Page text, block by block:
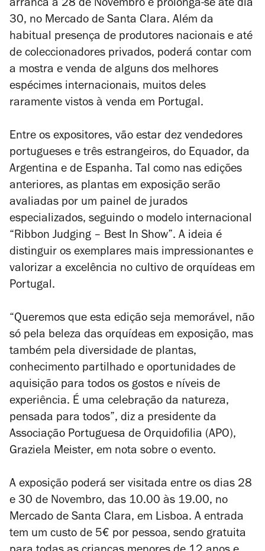
arranca a 28 de Novembro e prolonga-se até dia
30, no Mercado de Santa Clara. Além da
habitual presença de produtores nacionais e até
de coleccionadores privados, poderá contar com
a mostra e venda de alguns dos melhores
espécimes internacionais, muitos deles
raramente vistos à venda em Portugal.
Entre os expositores, vão estar dez vendedores
portugueses e três estrangeiros, do Equador, da
Argentina e de Espanha. Tal como nas edições
anteriores, as plantas em exposição serão
avaliadas por um painel de jurados
especializados, seguindo o modelo internacional
“Ribbon Judging – Best In Show”. A ideia é
distinguir os exemplares mais impressionantes e
valorizar a excelência no cultivo de orquídeas em
Portugal.
“Queremos que esta edição seja memorável, não
só pela beleza das orquídeas em exposição, mas
também pela diversidade de plantas,
conhecimento partilhado e oportunidades de
aquisição para todos os gostos e níveis de
experiência. É uma celebração da natureza,
pensada para todos”, diz a presidente da
Associação Portuguesa de Orquidofilia (APO),
Graziela Meister, em nota sobre o evento.
A exposição poderá ser visitada entre os dias 28
e 30 de Novembro, das 10.00 às 19.00, no
Mercado de Santa Clara, em Lisboa. A entrada
tem um custo de 5€ por pessoa, sendo gratuita